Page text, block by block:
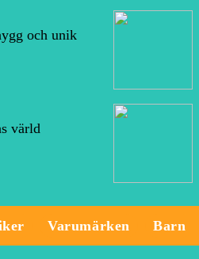
och unik
värld
Varumärken Barn